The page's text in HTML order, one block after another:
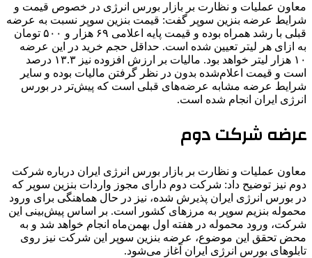
معاون عملیات و نظارت بر بازار بورس انرژی در خصوص قیمت و
شرایط عرضه بنزین سوپر گفت: قیمت بنزین سوپر نسبت به عرضه
قبلی با رشد همراه بوده و قیمت پایه اعلامی ۶۹ هزار و ۵۰۰ تومان
به ازای هر لیتر تعیین شده است. حداقل حجم خرید در این عرضه
۱۰ هزار لیتر خواهد بود. مالیات بر ارزش افزوده نیز ۱۳.۳ درصد
است و قیمت اعلام‌شده بدون در نظر گرفتن مالیات بوده و سایر
شرایط عرضه مشابه عرضه‌های قبلی است که پیش‌تر در بورس
انرژی ایران انجام شده است.
عرضه شرکت دوم
معاون عملیات و نظارت بر بازار بورس انرژی ایران درباره شرکت
دوم نیز توضیح داد: شرکت دوم دارای مجوز واردات بنزین سوپر که
در بورس انرژی ایران پذیرش شده، نیز در حال هماهنگی برای ورود
محموله بنزیم سوپر به مرزهای کشور است. بر اساس پیش‌بینی این
شرکت، ورود محموله در هفته اول بهمن‌ماه انجام خواهد شد و به
محض تحقق این موضوع، عرضه بنزین سوپر این شرکت نیز روی
تابلوهای بورس انرژی ایران آغاز می‌شود.